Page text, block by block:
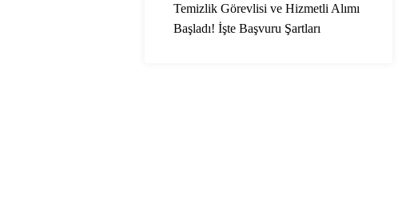
Temizlik Görevlisi ve Hizmetli Alımı
Başladı! İşte Başvuru Şartları